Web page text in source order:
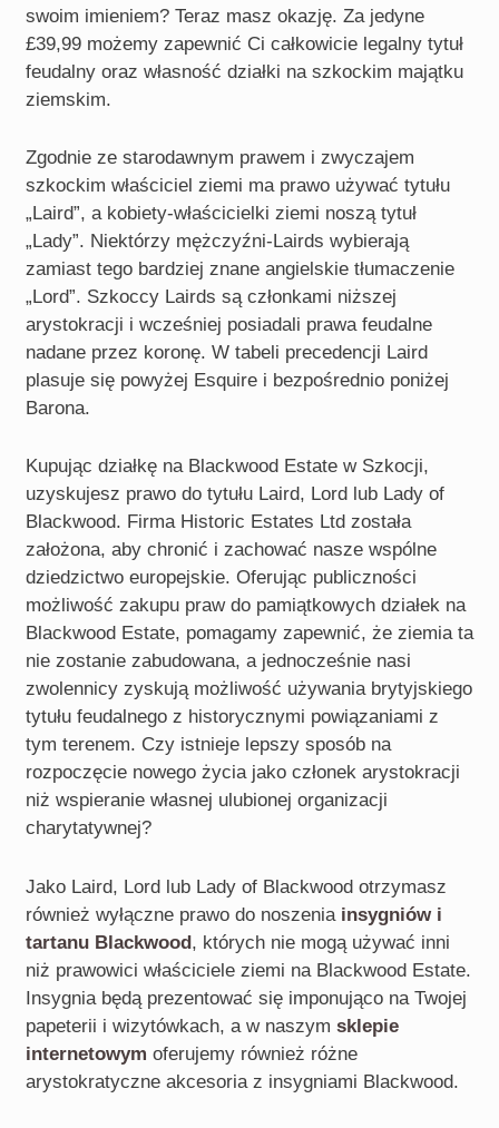
swoim imieniem? Teraz masz okazję. Za jedyne
£39,99 możemy zapewnić Ci całkowicie legalny tytuł
feudalny oraz własność działki na szkockim majątku
ziemskim.
Zgodnie ze starodawnym prawem i zwyczajem
szkockim właściciel ziemi ma prawo używać tytułu
„Laird”, a kobiety-właścicielki ziemi noszą tytuł
„Lady”. Niektórzy mężczyźni-Lairds wybierają
zamiast tego bardziej znane angielskie tłumaczenie
„Lord”. Szkoccy Lairds są członkami niższej
arystokracji i wcześniej posiadali prawa feudalne
nadane przez koronę. W tabeli precedencji Laird
plasuje się powyżej Esquire i bezpośrednio poniżej
Barona.
Kupując działkę na Blackwood Estate w Szkocji,
uzyskujesz prawo do tytułu Laird, Lord lub Lady of
Blackwood. Firma Historic Estates Ltd została
założona, aby chronić i zachować nasze wspólne
dziedzictwo europejskie. Oferując publiczności
możliwość zakupu praw do pamiątkowych działek na
Blackwood Estate, pomagamy zapewnić, że ziemia ta
nie zostanie zabudowana, a jednocześnie nasi
zwolennicy zyskują możliwość używania brytyjskiego
tytułu feudalnego z historycznymi powiązaniami z
tym terenem. Czy istnieje lepszy sposób na
rozpoczęcie nowego życia jako członek arystokracji
niż wspieranie własnej ulubionej organizacji
charytatywnej?
Jako Laird, Lord lub Lady of Blackwood otrzymasz
również wyłączne prawo do noszenia insygniów i
tartanu Blackwood, których nie mogą używać inni
niż prawowici właściciele ziemi na Blackwood Estate.
Insygnia będą prezentować się imponująco na Twojej
papeterii i wizytówkach, a w naszym sklepie
internetowym oferujemy również różne
arystokratyczne akcesoria z insygniami Blackwood.